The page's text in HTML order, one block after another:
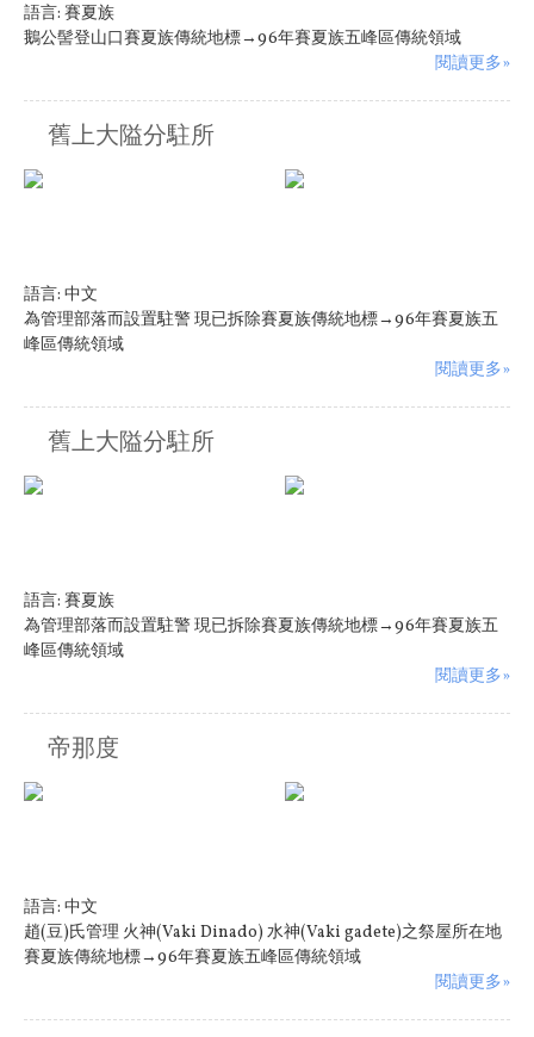
語言: 賽夏族
鵝公髻登山口賽夏族傳統地標→96年賽夏族五峰區傳統領域
閱讀更多»
舊上大隘分駐所
語言: 中文
為管理部落而設置駐警 現已拆除賽夏族傳統地標→96年賽夏族五
峰區傳統領域
閱讀更多»
舊上大隘分駐所
語言: 賽夏族
為管理部落而設置駐警 現已拆除賽夏族傳統地標→96年賽夏族五
峰區傳統領域
閱讀更多»
帝那度
語言: 中文
趙(豆)氏管理 火神(Vaki Dinado) 水神(Vaki gadete)之祭屋所在地
賽夏族傳統地標→96年賽夏族五峰區傳統領域
閱讀更多»